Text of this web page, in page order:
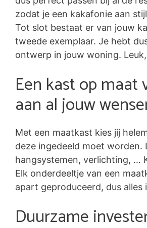
zodat je een kakafonie aan
Tot slot bestaat er van jouw
tweede exemplaar. Je hebt
ontwerp in jouw woning.
Een kast op maat
aan al jouw
Met een maatkast kies jij
deze ingedeeld moet worden.
hangsystemen, verlichting, …
Elk onderdeeltje van een
apart geproduceerd, dus alles
Duurzame